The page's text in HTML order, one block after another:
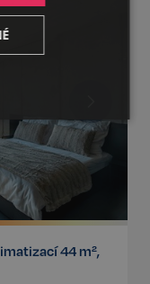
44 m²,
Cílení